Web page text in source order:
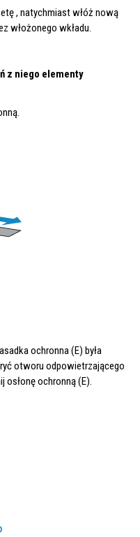
, natychmiast włóż nową
włożonego wkładu.
z niego elementy
ochronna(E) była
otworu odpowietrzającego
osłonę ochronną(E).